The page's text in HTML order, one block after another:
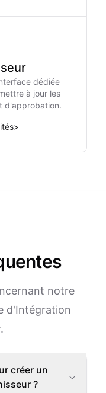
dédiée
à jour les
d'approbation.
>
notre
d'Intégration
créer un
?